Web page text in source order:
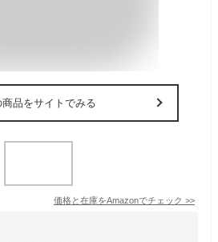
商品をサイトでみる
価格と在庫をAmazonでチェック >>